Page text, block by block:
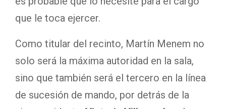
que le toca ejercer.
Como titular del recinto, Martín Menem no
solo será la máxima autoridad en la sala,
sino que también será el tercero en la línea
de sucesión de mando, por detrás de la